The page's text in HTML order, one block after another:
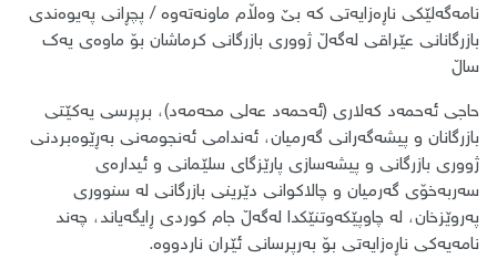
نامەگەلێکی ناڕەزایەتی کە بێ وەڵام ماونەتەوە / پچڕانی پەیوەندی
بازرگانانی عێراقی لەگەڵ ژووری بازرگانی کرماشان بۆ ماوەی یەک
ساڵ
حاجی ئەحمەد کەلاری (ئەحمەد عەلی محەمەد)، برپرسی یەکێتی
بازرگانان و پیشەگەرانی گەرمیان، ئەندامی ئەنجومەنی بەڕێوەبردنی
ژووری بازرگانی و پیشەسازی پارێزگای سلێمانی و ئیدارەی
سەربەخۆی گەرمیان و چالاکوانی دێرینی بازرگانی لە سنووری
پەروێزخان، لە چاوپێکەوتنێکدا لەگەڵ جام کوردی ڕایگەیاند، چەند
نامەیەکی ناڕەزایەتی بۆ بەرپرسانی ئێران ناردووە.